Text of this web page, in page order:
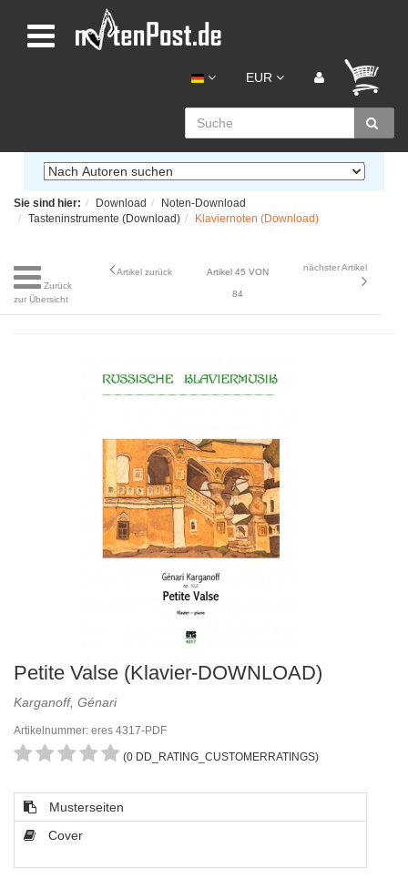
EUR
Sie sind hier: Download
Noten-Download
Tasteninstrumente (Download)
Klaviernoten (Download)
Zurück
zur Übersicht
Artikel zurück Artikel 45 VON
84
nächster Artikel
Petite Valse (Klavier-DOWNLOAD)
Karganoff, Génari
Artikelnummer: eres 4317-PDF
(0 DD_RATING_CUSTOMERRATINGS)
Musterseiten
Cover